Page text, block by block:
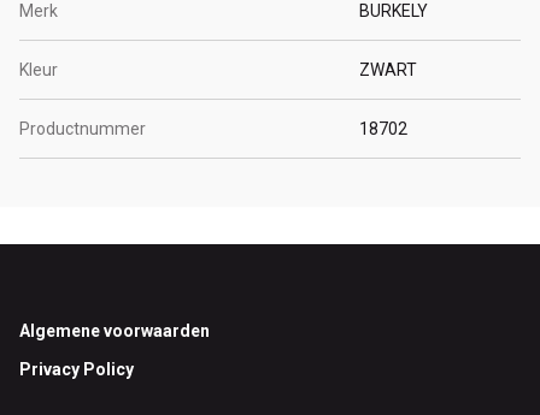
Merk BURKELY
Kleur ZWART
Productnummer 18702
Footer
Algemene voorwaarden
Privacy Policy